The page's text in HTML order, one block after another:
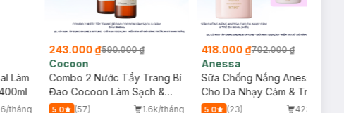
Làm
tháng
243.000 ₫590.000 ₫
Cocoon
Combo 2 Nước Tẩy Trang Bí
Đao Cocoon Làm Sạch &
Giảm Dầu 500ml
5.0 (57)
1.6k/tháng
418.000 ₫702.000 ₫
Anessa
Sữa Chống Nắng Anessa
Cho Da Nhạy Cảm & Trẻ Em
60ml (Mới)
5.0 (23)
423/tháng